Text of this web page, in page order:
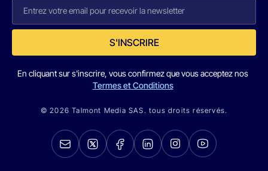
S'INSCRIRE
En cliquant sur s'inscrire, vous confirmez que vous acceptez nos
Termes et Conditions
© 2026 Talmont Media SAS. tous droits réservés.